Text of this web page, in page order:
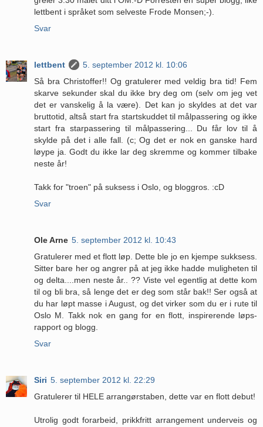
lettbent i språket som selveste Frode Monsen;-).
Svar
lettbent
5. september 2012 kl. 10:06
Så bra Christoffer!! Og gratulerer med veldig bra tid! Fem
skarve sekunder skal du ikke bry deg om (selv om jeg vet
det er vanskelig å la være). Det kan jo skyldes at det var
bruttotid, altså start fra startskuddet til målpassering og ikke
start fra starpassering til målpassering... Du får lov til å
skylde på det i alle fall. (c; Og det er nok en ganske hard
løype ja. Godt du ikke lar deg skremme og kommer tilbake
neste år!
Takk for "troen" på suksess i Oslo, og bloggros. :cD
Svar
Ole Arne 5. september 2012 kl. 10:43
Gratulerer med et flott løp. Dette ble jo en kjempe sukksess.
Sitter bare her og angrer på at jeg ikke hadde muligheten til
og delta....men neste år.. ?? Viste vel egentlig at dette kom
til og bli bra, så lenge det er deg som står bak!! Ser også at
du har løpt masse i August, og det virker som du er i rute til
Oslo M. Takk nok en gang for en flott, inspirerende løps-
rapport og blogg.
Svar
Siri 5. september 2012 kl. 22:29
Gratulerer til HELE arrangørstaben, dette var en flott debut!
Utrolig godt forarbeid, prikkfritt arrangement underveis og